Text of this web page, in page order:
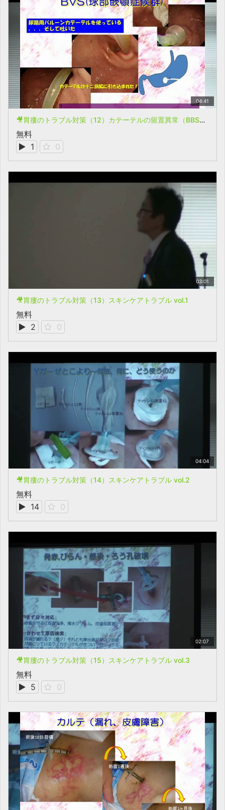
04:41
🎥胃瘻のトラブル対策（12）カテーテルの留置異常（BBSとBVS）
無料
1
0
03:01
🎥胃瘻のトラブル対策（13）スキンケアトラブル vol.1
無料
2
0
04:04
🎥胃瘻のトラブル対策（14）スキンケアトラブル vol.2
無料
14
0
02:07
🎥胃瘻のトラブル対策（15）スキンケアトラブル vol.3
無料
5
0